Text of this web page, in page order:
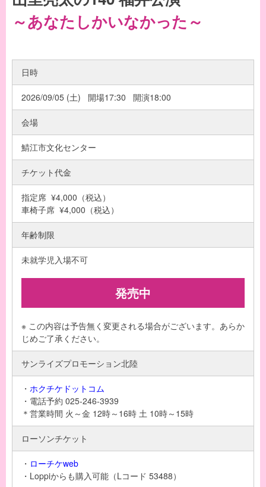
～あなたしかいなかった～
日時
2026/09/05 (土) 開場17:30 開演18:00
会場
鯖江市文化センター
チケット代金
指定席 ¥4,000（税込）
車椅子席 ¥4,000（税込）
年齢制限
未就学児入場不可
発売中
※ この内容は予告無く変更される場合がございます。あらか
じめご了承ください。
サンライズプロモーション北陸
・ ホクチケドットコム
・電話予約 025-246-3939
＊営業時間 火～金 12時～16時 土 10時～15時
ローソンチケット
・ ローチケweb
・Loppiからも購入可能（Lコード 53488）